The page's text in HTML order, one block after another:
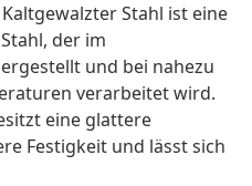
Stahl ist eine
der im
und bei nahezu
verarbeitet wird.
eine glattere
Festigkeit und lässt sich